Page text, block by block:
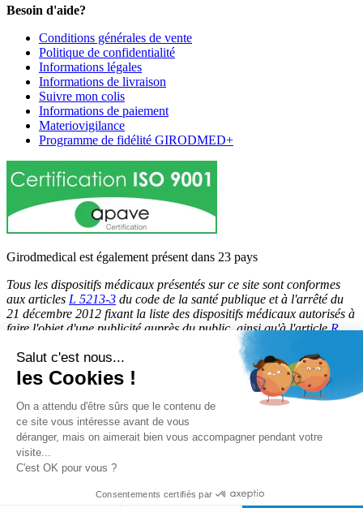
Besoin d'aide?
Conditions générales de vente
Politique de confidentialité
Informations légales
Informations de livraison
Suivre mon colis
Informations de paiement
Materiovigilance
Programme de fidélité GIRODMED+
Girodmedical est également présent dans 23 pays
Tous les dispositifs médicaux présentés sur ce site sont conformes
aux articles L 5213-3 du code de la santé publique et à l'arrêté du
21 décembre 2012 fixant la liste des dispositifs médicaux autorisés à
faire l'objet d'une publicité auprès du public, ainsi qu'à l'articleR
du code de la santé publique. Par conséquent, ils peuvent
être légalement promus et rendus accessibles au public.
© 2026 Girodmedical. Tous droits réservés.
Paiement 100 % sécurisé !
Contrôle Anti-Fraude, Certificat SSL
Salut c'est nous...
les Cookies !
On a attendu d'être sûrs que le contenu de
ce site vous intéresse avant de vous
déranger, mais on aimerait bien vous accompagner pendant votre
visite...
C'est OK pour vous ?
Consentements certifiés par